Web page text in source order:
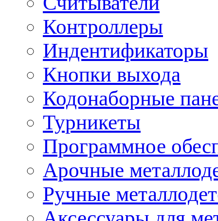
Контроллеры
Индентификаторы
Кнопки выхода
Кодонаборные
Турникеты
Программное
Арочные
Ручные